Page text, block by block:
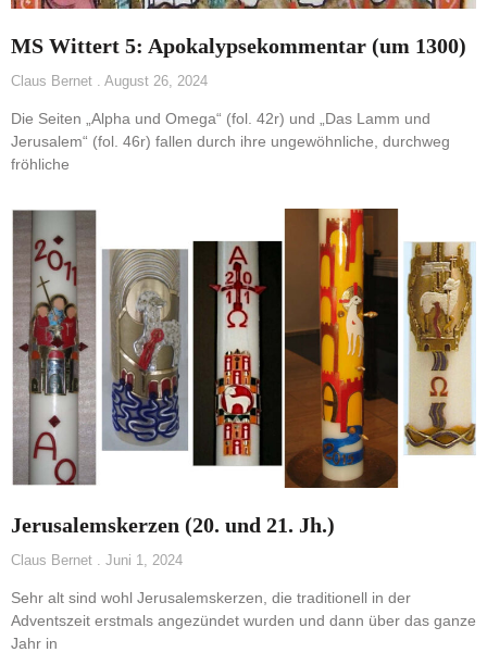
MS Wittert 5: Apokalypsekommentar (um 1300)
Claus Bernet August 26, 2024
Die Seiten „Alpha und Omega“ (fol. 42r) und „Das Lamm und
Jerusalem“ (fol. 46r) fallen durch ihre ungewöhnliche, durchweg
fröhliche
Jerusalemskerzen (20. und 21. Jh.)
Claus Bernet Juni 1, 2024
Sehr alt sind wohl Jerusalemskerzen, die traditionell in der
Adventszeit erstmals angezündet wurden und dann über das ganze
Jahr in